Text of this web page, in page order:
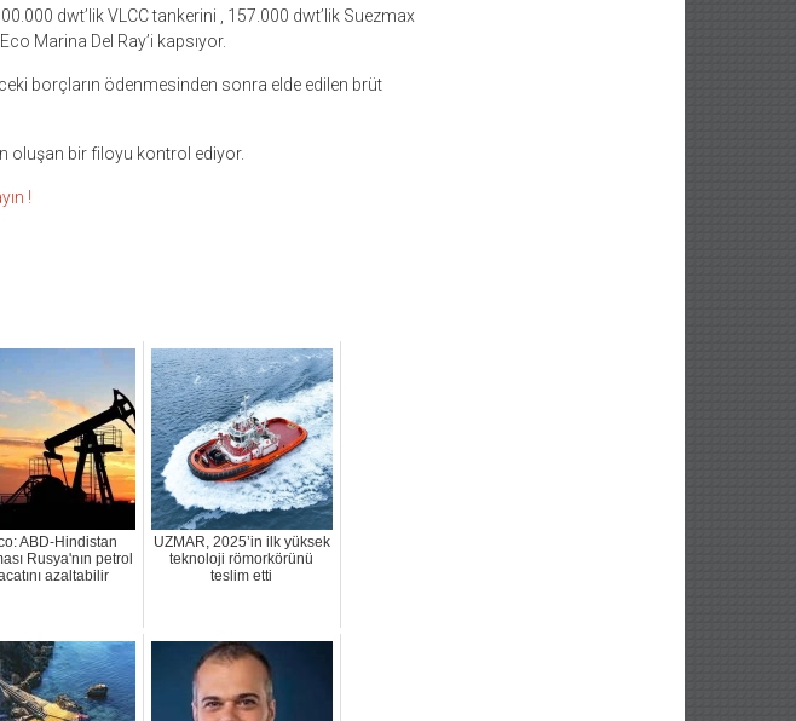
dwt’lik VLCC tankerini , 157.000 dwt’lik Suezmax
Marina Del Ray’i kapsıyor.
borçların ödenmesinden sonra elde edilen brüt
oluşan bir filoyu kontrol ediyor.
!
ABD-Hindistan
Rusya'nın petrol
azaltabilir
UZMAR, 2025’in ilk yüksek
teknoloji römorkörünü
teslim etti